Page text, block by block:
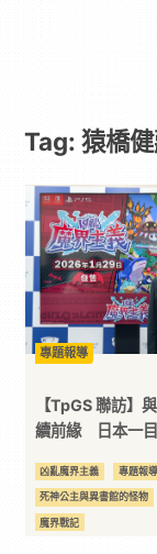
戲
｜
動
漫
二
次
元
Tag: 猿橋
專題報導
【TpGS 聯訪】
續前緣 日本一目
凶亂魔界主義 專題報導
死神公主與異書館的怪物
魔界戰記